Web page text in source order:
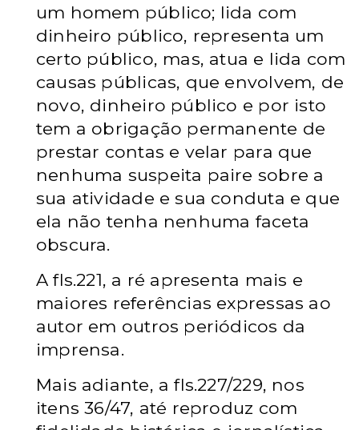
um homem público; lida com
dinheiro público, representa um
certo público, mas, atua e lida com
causas públicas, que envolvem, de
novo, dinheiro público e por isto
tem a obrigação permanente de
prestar contas e velar para que
nenhuma suspeita paire sobre a
sua atividade e sua conduta e que
ela não tenha nenhuma faceta
obscura.
A fls.221, a ré apresenta mais e
maiores referências expressas ao
autor em outros periódicos da
imprensa.
Mais adiante, a fls.227/229, nos
itens 36/47, até reproduz com